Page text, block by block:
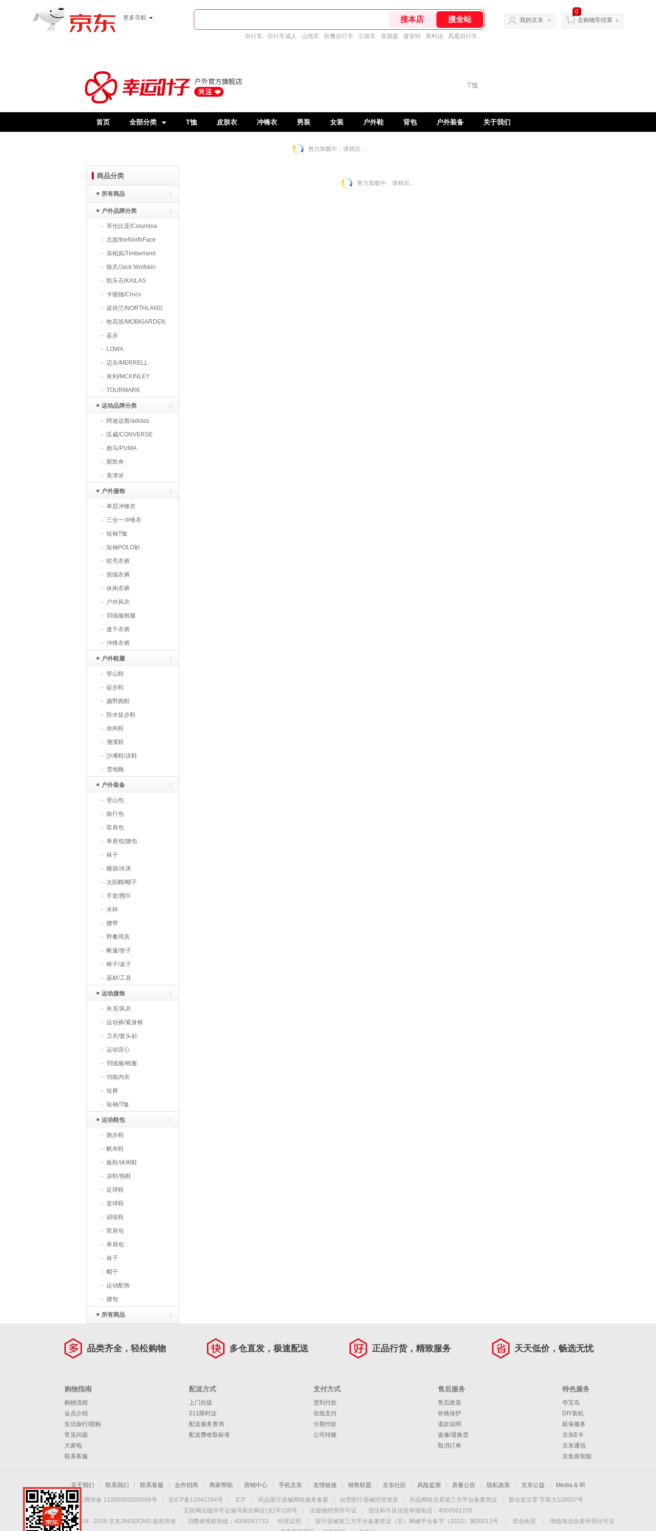
更多导航
自行车 自行车成人 山地车 折叠自行车 公路车 喜德盛 捷安特 美利达 凤凰自行车
我的京东
0
去购物车结算
首页 全部分类 T恤 皮肤衣 冲锋衣 男装 女装 户外鞋 背包 户外装备 关于我们
努力加载中，请稍后...
商品分类
所有商品
户外品牌分类
哥伦比亚/Columbia
北面/theNorthFace
添柏岚/Timberland
狼爪/Jack Wolfskin
凯乐石/KAILAS
卡骆驰/Crocs
诺诗兰/NORTHLAND
牧高笛/MOBIGARDEN
蓝步
LOWA
迈乐/MERRELL
肯利/MCKINLEY
TOURMARK
运动品牌分类
阿迪达斯/adidas
匡威/CONVERSE
彪马/PUMA
斯凯奇
美津浓
户外服饰
单层冲锋衣
三合一冲锋衣
短袖T恤
短袖POLO衫
软壳衣裤
抓绒衣裤
休闲衣裤
户外风衣
羽绒服棉服
速干衣裤
冲锋衣裤
户外鞋履
登山鞋
徒步鞋
越野跑鞋
防水徒步鞋
休闲鞋
溯溪鞋
沙滩鞋/凉鞋
雪地靴
户外装备
登山包
旅行包
双肩包
单肩包/腰包
袜子
睡袋/吊床
太阳帽/帽子
手套/围巾
水杯
腰带
野餐用具
帐篷/垫子
椅子/桌子
器材/工具
运动服饰
夹克/风衣
运动裤/紧身裤
卫衣/套头衫
运动背心
羽绒服/棉服
功能内衣
短裤
短袖/T恤
运动鞋包
跑步鞋
帆布鞋
板鞋/休闲鞋
凉鞋/拖鞋
足球鞋
篮球鞋
训练鞋
双肩包
单肩包
袜子
帽子
运动配饰
腰包
所有商品
努力加载中，请稍后...
品类齐全，轻松购物 多仓直发，极速配送 正品行货，精致服务 天天低价，畅选无忧
购物指南
购物流程
会员介绍
生活旅行/团购
常见问题
大家电
联系客服
配送方式
上门自提
211限时达
配送服务查询
配送费收取标准
支付方式
货到付款
在线支付
分期付款
公司转账
售后服务
售后政策
价格保护
退款说明
返修/退换货
取消订单
特色服务
夺宝岛
DIY装机
延保服务
京东E卡
京东通信
京鱼座智能
关于我们 联系我们 联系客服 合作招商 商家帮助 营销中心 手机京东 友情链接 销售联盟 京东社区 风险监测 质量公告 隐私政策 京东公益 Media & IR
京公网安备 11000002000088号 京ICP备11041704号 ICP 药品医疗器械网络服务备案 自营医疗器械经营资质 药品网络交易第三方平台备案凭证
新出发京零 字第大120007号
互联网出版许可证编号新出网证(京)字150号
出版物经营许可证
违法和不良信息举报电话：4006561155
Copyright © 2004 - 2026 京东JINGDONG 版权所有 消费者维权热线：4006067733 经营证照 医疗器械第三方平台备案凭证（京）网械平台备字（2023）第00013号 营业执照
增值电信业务经营许可证